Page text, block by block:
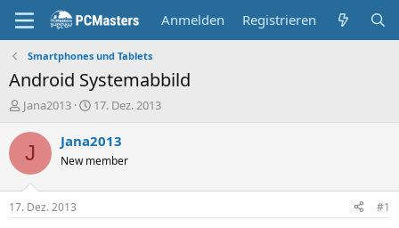
Anmelden Registrieren
Smartphones und Tablets
Android Systemabbild
E
s
t
e
Jana2013
E
s
e
t
17. Dez. 2013
J Jana2013
New member
17. Dez. 2013 #1